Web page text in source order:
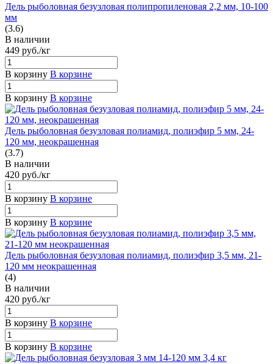
Дель рыболовная безузловая полипропиленовая 2,2 мм, 10-100
мм
(3.6)
В наличии
449 руб./кг
В корзину В корзине
В корзину В корзине
Дель рыболовная безузловая полиамид, полиэфир 5 мм, 24-
120 мм, неокрашенная
(3.7)
В наличии
420 руб./кг
В корзину В корзине
В корзину В корзине
Дель рыболовная безузловая полиамид, полиэфир 3,5 мм, 21-
120 мм неокрашенная
(4)
В наличии
420 руб./кг
В корзину В корзине
В корзину В корзине